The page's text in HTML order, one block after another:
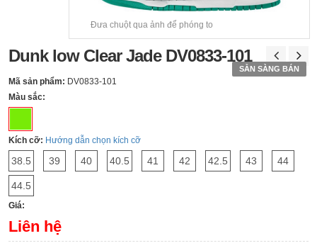
Đưa chuột qua ảnh để phóng to
Dunk low Clear Jade DV0833-101
SẴN SÀNG BÁN
Mã sản phẩm: DV0833-101
Màu sắc:
Kích cỡ: Hướng dẫn chọn kích cỡ
38.5 39 40 40.5 41 42 42.5 43 44
44.5
Giá:
Liên hệ